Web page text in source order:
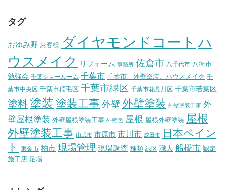
タグ
おゆみ野 お客様 ダイヤモンドコート ハ
ウスメイク
リフォーム 事務所 佐倉市 八千代市 八街市
勉強会 千葉ショールーム 千葉市 千葉市、外壁塗装、ハウスメイク 千
葉市中央区 千葉市稲毛区 千葉市緑区 千葉市花見川区 千葉市若葉区
塗料塗装 塗装工事 外壁 外壁塗装 外壁塗装工事 外
壁屋根塗装 外壁屋根塗装工事 外壁色 屋根 屋根外壁塗装 屋根
外壁塗装工事 山武市 市原市 市川市 成田市
日本ペイン
ト
東金市 柏市 現場管理 現場調査 種類 緑区 職人 船橋市 認定
施工店 足場